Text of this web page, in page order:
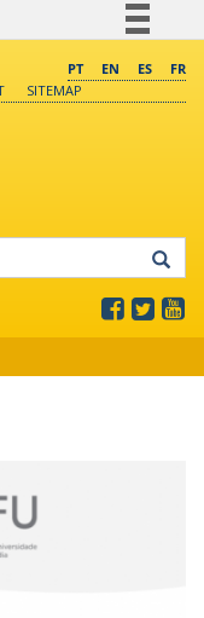
Comunica BR
Canais
PT EN ES
FR
SITEMAP